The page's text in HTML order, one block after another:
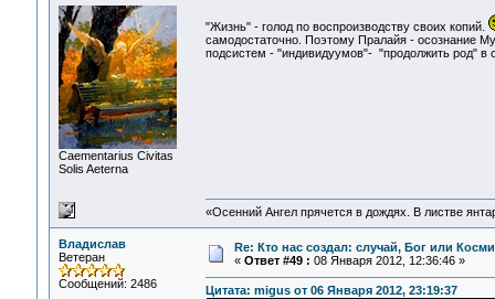
Сaementarius Civitas
Solis Aeterna
"Жизнь" - голод по воспроизводству своих копий.
самодостаточно. Поэтому Пралайя - осознание
подсистем - "индивидуумов"- "продолжить род" в
«Осенний Ангел прячется в дождях. В листве
Владислав
Ветеран
Сообщений: 2486
Re: Кто нас создал: случай, Бог или
« Ответ #49 : 08 Января 2012, 12:36:46 »
Цитата: migus от 06 Января 2012, 23:19:37